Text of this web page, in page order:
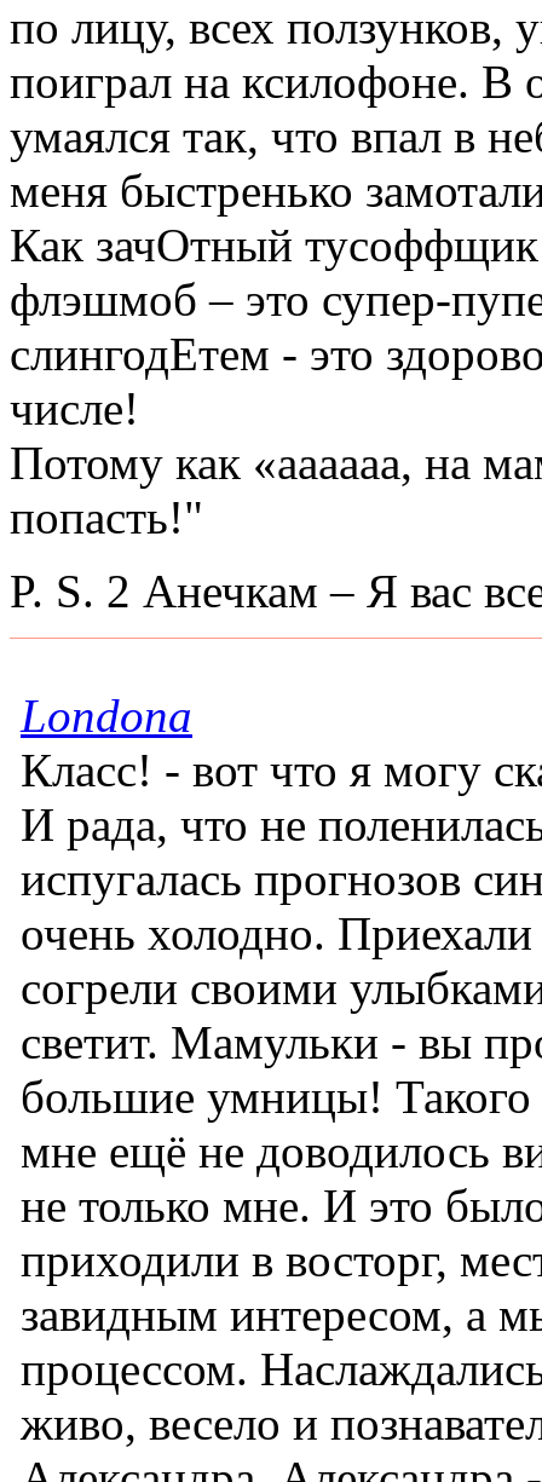
по лицу, всех ползунков,
поиграл на ксилофоне. В
умаялся так, что впал в
меня быстренько
Как зачОтный тусоффщик
флэшмоб – это супер-
слингодЕтем - это
числе!
Потому как «аааааа, на
попасть!"
P. S. 2 Анечкам – Я вас
Londona
Класс! - вот что я могу
И рада, что не
испугалась прогнозов
очень холодно.
согрели своими
светит. Мамульки - вы
большие умницы! Такого
мне ещё не доводилось
не только мне. И это
приходили в восторг,
завидным интересом, а
процессом.
живо, весело и